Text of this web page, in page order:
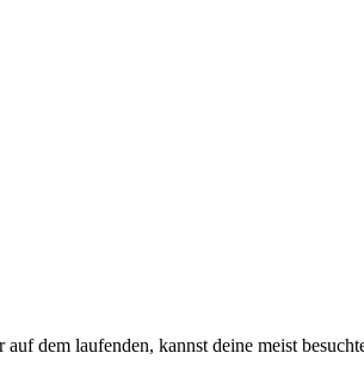
dem laufenden, kannst deine meist